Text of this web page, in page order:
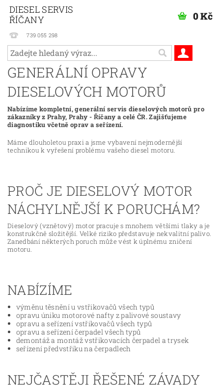
DIESEL SERVIS
ŘÍČANY
739 055 298
0 Kč
GENERÁLNÍ OPRAVY
DIESELOVÝCH MOTORŮ
Nabízíme kompletní, generální servis dieselových motorů pro
zákazníky z Prahy, Prahy - Říčany a celé ČR. Zajišťujeme
diagnostiku včetně oprav a seřízení.
Máme dlouholetou praxi a jsme vybavení nejmodernější
technikou k vyřešení problému vašeho diesel motoru.
PROČ JE DIESELOVÝ MOTOR
NÁCHYLNĚJŠÍ K PORUCHÁM?
Dieselový (vznětový) motor pracuje s mnohem většími tlaky a je
konstrukčně složitější. Velké riziko představuje nekvalitní palivo.
Zanedbání některých poruch může vést k úplnému zničení
motoru.
NABÍZÍME
výměnu těsnění u vstřikovačů všech typů
opravu úniku motorové nafty z palivové soustavy
opravu a seřízení vstřikovačů všech typů
opravu a seřízení čerpadel všech typů
demontáž a montáž vstřikovacích čerpadel a trysek
seřízení předvstřiku na čerpadlech
NEJČASTĚJI ŘEŠENÉ ZÁVADY